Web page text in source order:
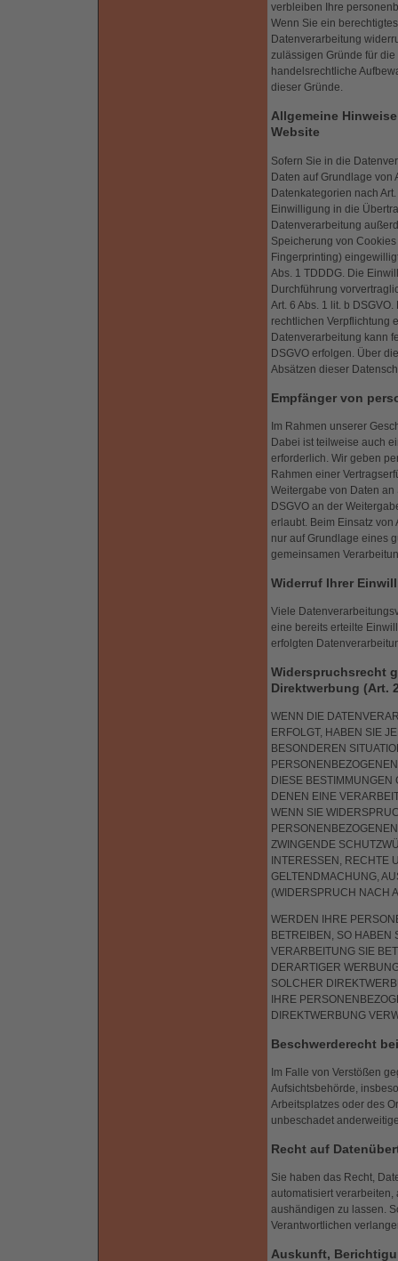
verbleiben Ihre
Wenn Sie ein
Datenverarbeitung
zulässigen Gründe für
handelsrechtliche
dieser Gründe.
Allgemeine
Website
Sofern Sie in die
Daten auf Grundlage von
Datenkategorien nach
Einwilligung in die
Datenverarbeitung
Speicherung von
Fingerprinting)
Abs. 1 TDDDG. Die
Durchführung
Art. 6 Abs. 1 lit. b
rechtlichen Verpflichtung
Datenverarbeitung kann
DSGVO erfolgen. Über
Absätzen dieser
Empfänger von
Im Rahmen unserer
Dabei ist teilweise auch
erforderlich. Wir geben
Rahmen einer
Weitergabe von Daten an
DSGVO an der
erlaubt. Beim Einsatz
nur auf Grundlage eines
gemeinsamen
Widerruf Ihrer
Viele
eine bereits erteilte
erfolgten
Widerspruchsrecht
Direktwerbung (Art.
WENN DIE
ERFOLGT, HABEN SIE
BESONDEREN
DIESE BESTIMMUNGEN
DENEN EINE
WENN SIE
ZWINGENDE
INTERESSEN, RECHTE
GELTENDMACHUNG,
(WIDERSPRUCH NACH
WERDEN IHRE
BETREIBEN, SO HABEN
VERARBEITUNG SIE
DERARTIGER
SOLCHER
IHRE
DIREKTWERBUNG
Beschwerde­recht
Im Falle von Verstößen
Aufsichtsbehörde,
Arbeitsplatzes oder des
unbeschadet
Recht auf
Sie haben das Recht,
automatisiert
aushändigen zu lassen.
Verantwortlichen
Auskunft,